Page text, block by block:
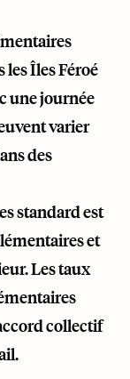
les Îles Féroé
une journée
varier
des
standard est
et
Les taux
collectif